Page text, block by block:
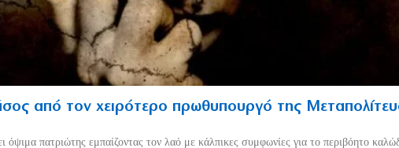
από τον χειρότερο πρωθυπουργό της
όψιμα πατριώτης εμπαίζοντας τον λαό με κάλπικες συμφωνίες για το περιβόητο